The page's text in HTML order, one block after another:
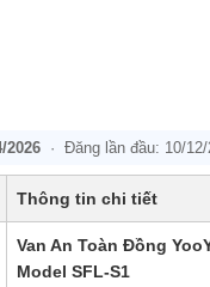
2026 · Đăng lần đầu: 10/12/
Thông tin chi tiết
Van An Toàn Đồng
Model SFL-S1